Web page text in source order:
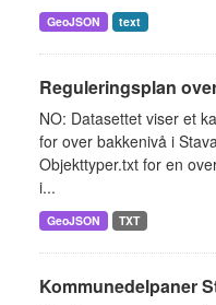
GeoJSON text
Reguleringsplan
NO: Datasettet viser et
for over bakkenivå i
Objekttyper.txt for en
i...
GeoJSON TXT
Kommunedelpaner